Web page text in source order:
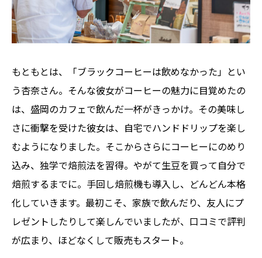
もともとは、「ブラックコーヒーは飲めなかった」とい
う杏奈さん。そんな彼女がコーヒーの魅力に目覚めたの
は、盛岡のカフェで飲んだ一杯がきっかけ。その美味し
さに衝撃を受けた彼女は、自宅でハンドドリップを楽し
むようになりました。そこからさらにコーヒーにのめり
込み、独学で焙煎法を習得。やがて生豆を買って自分で
焙煎するまでに。手回し焙煎機も導入し、どんどん本格
化していきます。最初こそ、家族で飲んだり、友人にプ
レゼントしたりして楽しんでいましたが、口コミで評判
が広まり、ほどなくして販売もスタート。